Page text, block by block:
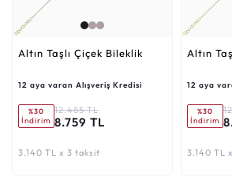
Altın Taşlı Çiçek Bileklik
12 aya varan Alışveriş Kredisi
%30
İndirim
12.485 TL
8.759 TL
3.140 TL x 3 taksit
Altın
12 aya
%30
İndirim
3.140 TL